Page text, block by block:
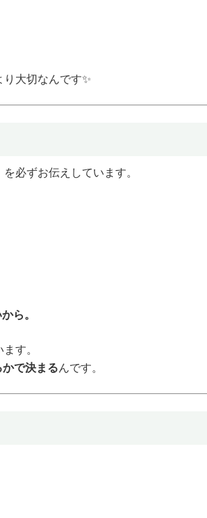
大切なんです✨
必ずお伝えしています。
ら。
す。
で決まるんです。